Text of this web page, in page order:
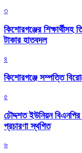
৩
কিশোরগঞ্জের
টাকার হাতবদল
৪
কিশোরগঞ্জে সম্পত্তি
৫
চৌদ্দশত ইউনিয়ন বিএনপির
প্রচারণা স্থগিত
৬